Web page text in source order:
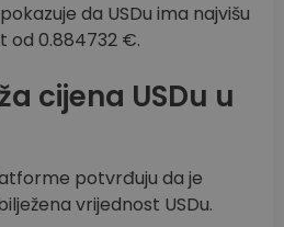
da USDu ima najvišu
od 0.884732 €.
cijena USDu u
potvrđuju da je
vrijednost USDu.